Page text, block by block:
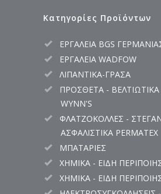
Κατηγορίες Προϊόντων
ΕΡΓΑΛΕΙΑ BGS
ΕΡΓΑΛΕΙΑ WADFOW
ΛΙΠΑΝΤΙΚΑ-ΓΡΑΣΑ
ΠΡΟΣΘΕΤΑ -
WYNN'S
ΦΛΑΤΖΟΚΟΛΛΕΣ -
ΑΣΦΑΛΙΣΤΙΚΑ PERMATEX
ΜΠΑΤΑΡΙΕΣ
ΧΗΜΙΚΑ - ΕΙΔΗ
ΧΗΜΙΚΑ - ΕΙΔΗ